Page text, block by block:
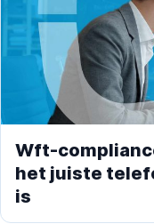
Wft-
het juiste
is